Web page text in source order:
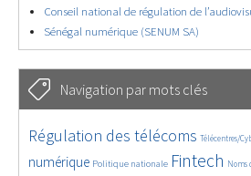
Conseil national de régulation de
Sénégal numérique (SENUM SA)
Navigation par mots clés
4730/5713
Régulation des télécoms
351/5713 Télécentres/
3792/5713
numérique
1870/5713 Politique nationale
5294/5713 Fintech
698/5713 Noms
2491/5713
1584/5713